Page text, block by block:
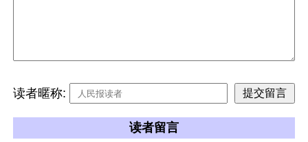
读者暱称:
读者留言